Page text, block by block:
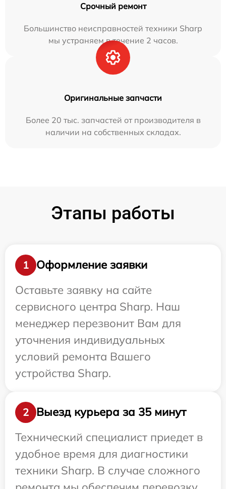
Срочный ремонт
Большинство неисправностей техники Sharp
мы устраняем в течение 2 часов.
Оригинальные запчасти
Более 20 тыс. запчастей от производителя в
наличии на собственных складах.
Этапы работы
1
Оформление заявки
Оставьте заявку на сайте
сервисного центра Sharp. Наш
менеджер перезвонит Вам для
уточнения индивидуальных
условий ремонта Вашего
устройства Sharp.
2
Выезд курьера за 35 минут
Технический специалист приедет в
удобное время для диагностики
техники Sharp. В случае сложного